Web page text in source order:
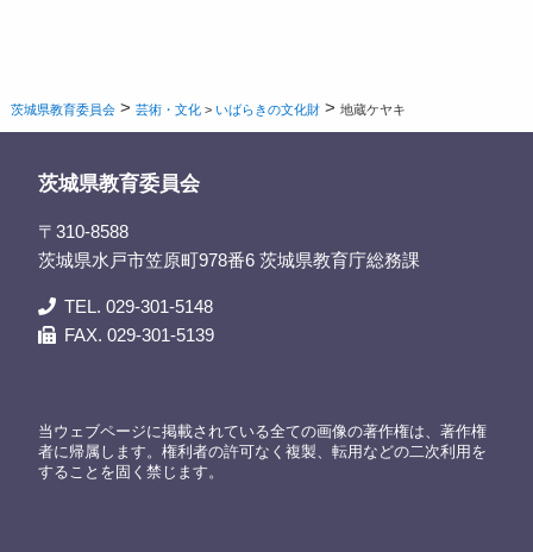
茨城県教育委員会 >芸術・文化 > いばらきの文化財 >地蔵ケヤキ
茨城県教育委員会
〒310-8588
茨城県水戸市笠原町978番6 茨城県教育庁総務課
TEL. 029-301-5148
FAX. 029-301-5139
当ウェブページに掲載されている全ての画像の著作権は、著作権
者に帰属します。権利者の許可なく複製、転用などの二次利用を
することを固く禁じます。